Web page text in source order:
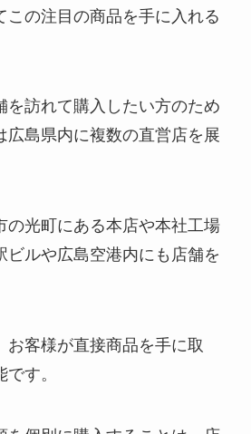
高千穂峡つゆ どこで売ってる？イ
ラク揚げパン粉はどこで売って
キレートレモンむくみどこで売っ
この注目の商品を手に入れる
を訪れて購入したい方のため
広島県内に複数の直営店を展
の光町にある本店や本社工場
ビルや広島空港内にも店舗を
お客様が直接商品を手に取
す。